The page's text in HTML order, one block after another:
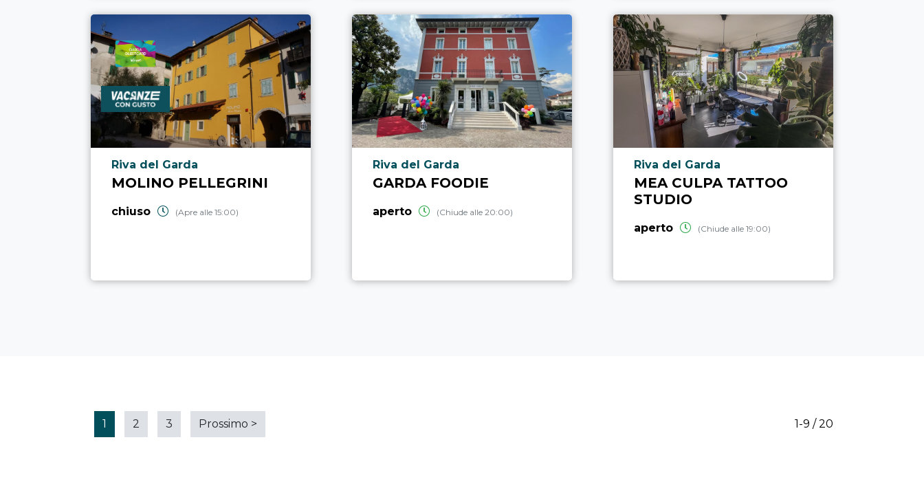
Località punto di interesse
Riva del Garda
MOLINO PELLEGRINI
chiuso (Apre alle 15:00)
Località punto di interesse
Riva del Garda
GARDA FOODIE
aperto (Chiude alle 20:00)
Località punto di interesse
Riva del Garda
MEA CULPA TATTOO
STUDIO
aperto (Chiude alle 19:00)
1-9 / 20
1 2 3 Prossimo >